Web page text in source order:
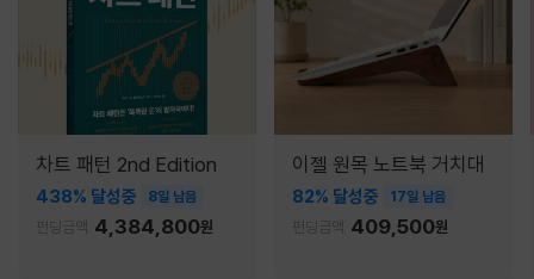
차트 패턴 2nd Edition
438% 달성중 8일 남음
펀딩금액 4,384,800원
이젤 원목 노트북 거치대
82% 달성중 17일 남음
펀딩금액 409,500원